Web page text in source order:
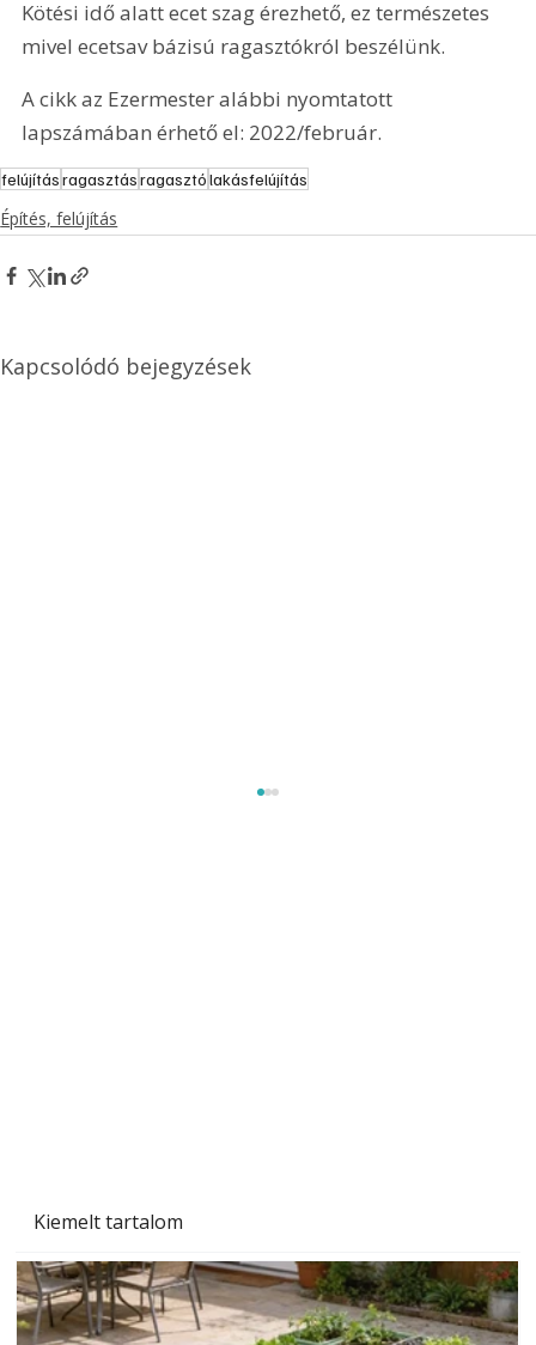
Kiemelt tartalom
Kötési idő alatt ecet szag érezhető, ez természetes
mivel ecetsav bázisú ragasztókról beszélünk.
A cikk az Ezermester alábbi nyomtatott
lapszámában érhető el: 2022/február.
felújításragasztásragasztólakásfelújítás
Építés, felújítás
Kapcsolódó bejegyzések